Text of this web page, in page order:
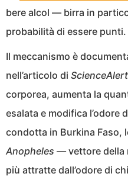
bere alcol — birra in
probabilità di essere punti.
Il meccanismo è
nell’articolo di ScienceAlert
corporea, aumenta la
esalata e modifica l’odore
condotta in Burkina Faso,
Anopheles — vettore della
più attratte dall’odore di